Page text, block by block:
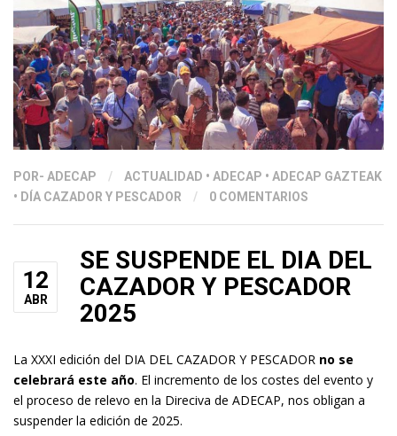
POR- ADECAP / ACTUALIDAD • ADECAP • ADECAP GAZTEAK
• DÍA CAZADOR Y PESCADOR / 0 COMENTARIOS
12
ABR
SE SUSPENDE EL DIA DEL
CAZADOR Y PESCADOR
2025
La XXXI edición del DIA DEL CAZADOR Y PESCADOR no se
celebrará este año. El incremento de los costes del evento y
el proceso de relevo en la Direciva de ADECAP, nos obligan a
suspender la edición de 2025.